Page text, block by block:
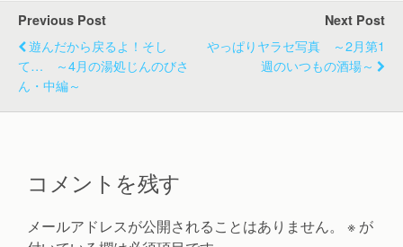
Previous Post
遊んだから戻るよ！そし
て… ～4月の湯処じんのびさ
ん・中編～
Next Post
やっぱりヤラセ写真 ～2月第1
週のいつもの酒場～
コメントを残す
メールアドレスが公開されることはありません。 ※ が